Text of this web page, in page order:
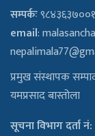
सम्पर्कः
email:
प्रमुख संस्थापक
यमप्रसाद बास्तोला
सूचना विभाग दर्ता